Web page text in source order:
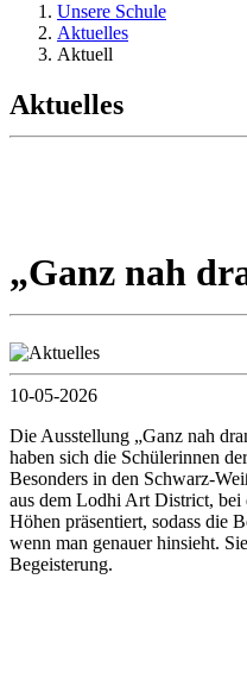
Unsere Schule
Aktuelles
Aktuell
Aktuelles
„Ganz nah
10-05-2026
Die Ausstellung „Ganz nah
haben sich die Schülerinnen
Besonders in den Schwarz-
aus dem Lodhi Art District, bei
Höhen präsentiert, sodass die
wenn man genauer hinsieht.
Begeisterung.